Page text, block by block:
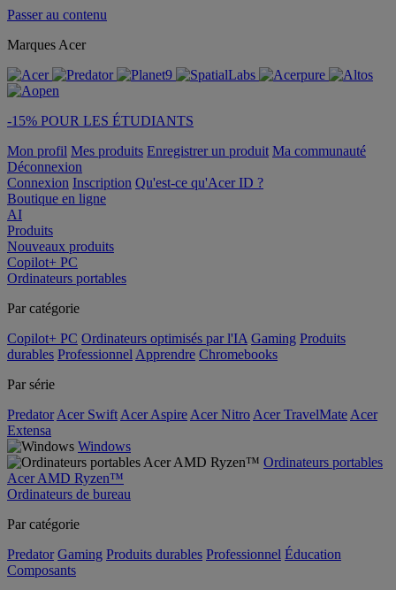
Passer au contenu
Marques Acer
-15% POUR LES ÉTUDIANTS
Mon profil Mes produits Enregistrer un produit Ma communauté
Déconnexion
Connexion Inscription Qu'est-ce qu'Acer ID ?
Boutique en ligne
AI
Produits
Nouveaux produits
Copilot+ PC
Ordinateurs portables
Par catégorie
Copilot+ PC Ordinateurs optimisés par l'IA Gaming Produits
durables Professionnel Apprendre Chromebooks
Par série
Predator Acer Swift Acer Aspire Acer Nitro Acer TravelMate Acer
Extensa
Windows
Ordinateurs portables
Acer AMD Ryzen™
Ordinateurs de bureau
Par catégorie
Predator Gaming Produits durables Professionnel Éducation
Composants